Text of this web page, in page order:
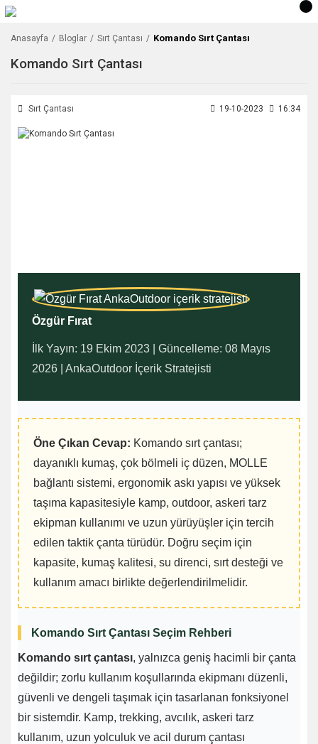
Anasayfa Bloglar Sırt Çantası Komando Sırt Çantası
Komando Sırt Çantası
Sırt Çantası 19-10-2023 16:34
Özgür Fırat
İlk Yayın: 19 Ekim 2023 | Güncelleme: 08 Mayıs
2026 | AnkaOutdoor İçerik Stratejisti
Öne Çıkan Cevap: Komando sırt çantası;
dayanıklı kumaş, çok bölmeli iç düzen, MOLLE
bağlantı sistemi, ergonomik askı yapısı ve yüksek
taşıma kapasitesiyle kamp, outdoor, askeri tarz
ekipman kullanımı ve uzun yürüyüşler için tercih
edilen taktik çanta türüdür. Doğru seçim için
kapasite, kumaş kalitesi, su direnci, sırt desteği ve
kullanım amacı birlikte değerlendirilmelidir.
Komando Sırt Çantası Seçim Rehberi
Komando sırt çantası, yalnızca geniş hacimli bir çanta
değildir; zorlu kullanım koşullarında ekipmanı düzenli,
güvenli ve dengeli taşımak için tasarlanan fonksiyonel
bir sistemdir. Kamp, trekking, avcılık, askeri tarz
kullanım, uzun yolculuk ve acil durum çantası